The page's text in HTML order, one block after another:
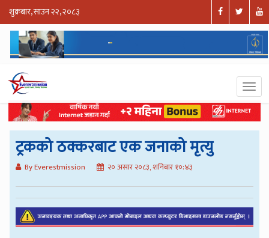
शुक्रबार, साउन २२, २०८३
ट्रकको ठक्करबाट एक जनाको मृत्यु
By Everestmission २० असार २०८३, शनिबार १०:४३